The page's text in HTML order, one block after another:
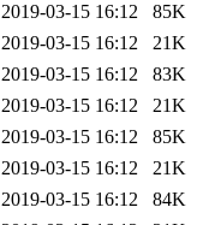
2019-03-15 16:12
85K
2019-03-15 16:12
21K
2019-03-15 16:12
83K
2019-03-15 16:12
21K
2019-03-15 16:12
85K
2019-03-15 16:12
21K
2019-03-15 16:12
84K